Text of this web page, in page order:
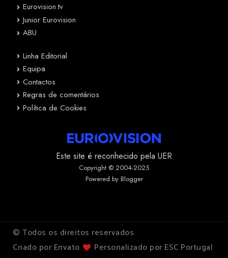
Eurovision.tv
Junior Eurovision
ABU
Linha Editorial
Equipa
Contactos
Regras de comentários
Política de Cookies
Este site é reconhecido pela UER
Copyright © 2004-2025
Powered by Blogger
© Todos os direitos reservados
Criado por Envato
Personalizado por ESC Portugal